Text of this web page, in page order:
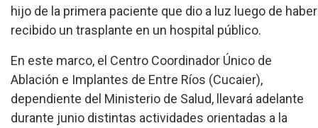
hijo de la primera paciente que dio a luz luego de haber
recibido un trasplante en un hospital público.
En este marco, el Centro Coordinador Único de
Ablación e Implantes de Entre Ríos (Cucaier),
dependiente del Ministerio de Salud, llevará adelante
durante junio distintas actividades orientadas a la